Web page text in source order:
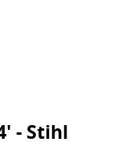
- Stihl